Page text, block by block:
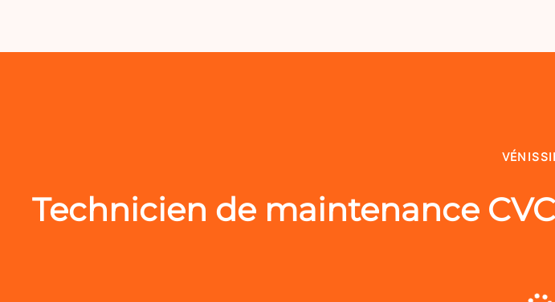
Technicien de maintenance